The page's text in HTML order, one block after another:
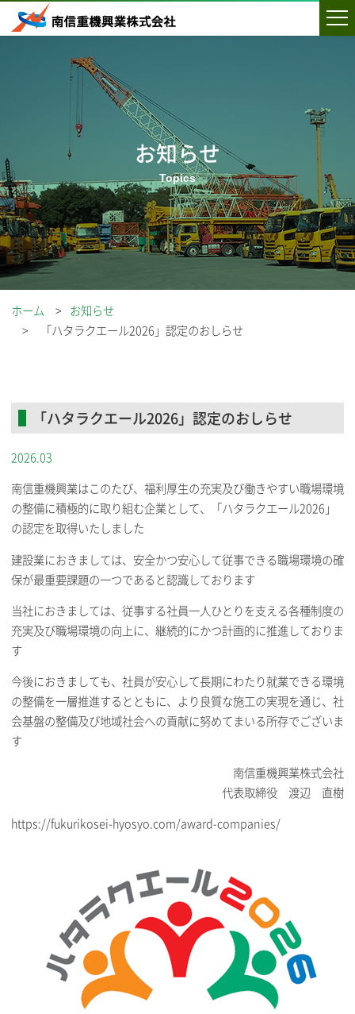
お知らせ
ホーム
お知らせ
「ハタラクエール2026」認定のおしらせ
「ハタラクエール2026」認定のおしらせ
2026.03
南信重機興業はこのたび、福利厚生の充実及び働きやすい職場環境
の整備に積極的に取り組む企業として、「ハタラクエール2026」
の認定を取得いたしました
建設業におきましては、安全かつ安心して従事できる職場環境の確
保が最重要課題の一つであると認識しております
当社におきましては、従事する社員一人ひとりを支える各種制度の
充実及び職場環境の向上に、継続的にかつ計画的に推進しておりま
す
今後におきましても、社員が安心して長期にわたり就業できる環境
の整備を一層推進するとともに、より良質な施工の実現を通じ、社
会基盤の整備及び地域社会への貢献に努めてまいる所存でございま
す
南信重機興業株式会社
代表取締役 渡辺 直樹
https://fukurikosei-hyosyo.com/award-companies/